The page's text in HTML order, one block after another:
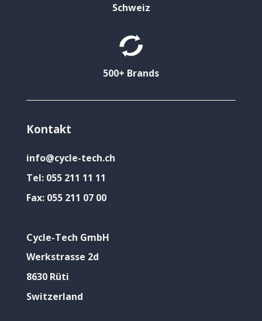
Schweiz
500+ Brands
Kontakt
info@cycle-tech.ch
Tel: 055 211 11 11
Fax: 055 211 07 00
Cycle-Tech GmbH
Werkstrasse 2d
8630 Rüti
Switzerland